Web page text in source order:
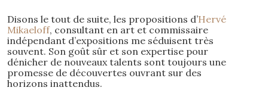
Disons le tout de suite, les propositions d’Hervé
Mikaeloff, consultant en art et commissaire
indépendant d’expositions me séduisent très
souvent. Son goût sûr et son expertise pour
dénicher de nouveaux talents sont toujours une
promesse de découvertes ouvrant sur des
horizons inattendus.